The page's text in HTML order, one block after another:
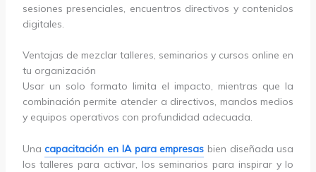
sesiones presenciales, encuentros directivos y contenidos
digitales.
Ventajas de mezclar talleres, seminarios y cursos online en
tu organización
Usar un solo formato limita el impacto, mientras que la
combinación permite atender a directivos, mandos medios
y equipos operativos con profundidad adecuada.
Unacapacitación en IA para empresas bien diseñada usa
los talleres para activar, los seminarios para inspirar y lo